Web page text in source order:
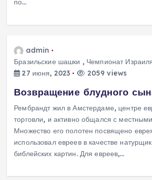
по…
admin
Бразильские шашки , Чемпионат
27 июня, 2023
2059 views
Возвращение блудного
Рембрандт жил в Амстердаме, центре
торговли, и активно общался с
Множество его полотен посвящено
использовал евреев в качестве
библейских картин. Для евреев,…